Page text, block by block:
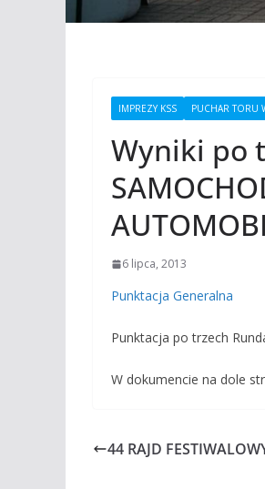
IMPREZY KSS PUCHAR TORU
Wyniki po
6 lipca, 2013
Punktacja Generalna
Punktacja po trzech
W dokumencie na dole
44 RAJD